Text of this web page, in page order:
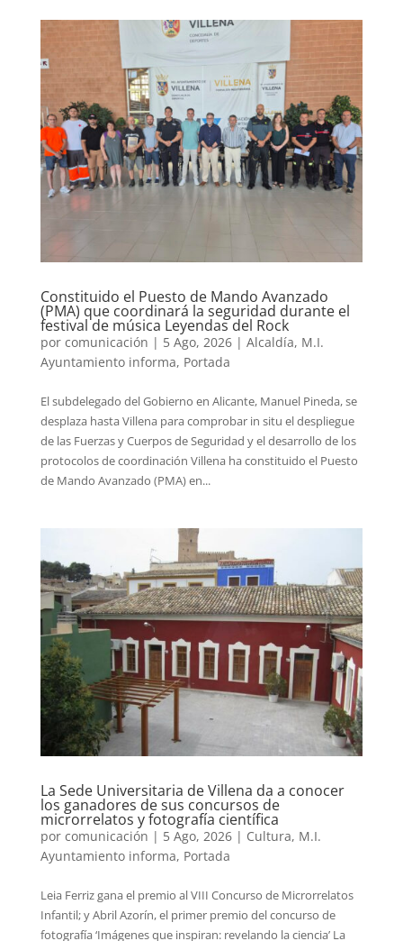
Constituido el Puesto de Mando Avanzado
(PMA) que coordinará la seguridad durante el
festival de música Leyendas del Rock
por comunicación | 5 Ago, 2026| Alcaldía, M.I.
Ayuntamiento informa, Portada
El subdelegado del Gobierno en Alicante, Manuel Pineda, se
desplaza hasta Villena para comprobar in situ el despliegue
de las Fuerzas y Cuerpos de Seguridad y el desarrollo de los
protocolos de coordinación Villena ha constituido el Puesto
de Mando Avanzado (PMA) en...
La Sede Universitaria de Villena da a conocer
los ganadores de sus concursos de
microrrelatos y fotografía científica
por comunicación | 5 Ago, 2026| Cultura, M.I.
Ayuntamiento informa, Portada
Leia Ferriz gana el premio al VIII Concurso de Microrrelatos
Infantil; y Abril Azorín, el primer premio del concurso de
fotografía ‘Imágenes que inspiran: revelando la ciencia’ La